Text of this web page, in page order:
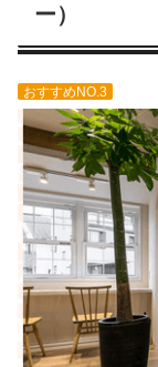
ー）
おすすめNO.3